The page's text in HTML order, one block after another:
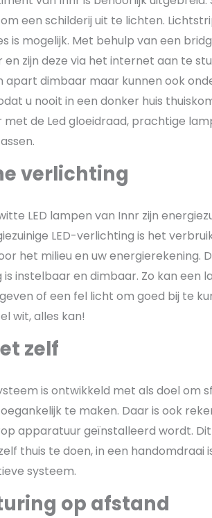
een schilderij uit te lichten.
is mogelijk. Met behulp van een
en zijn deze via het internet aan te
apart dimbaar maar kunnen ook
u nooit in een donker huis
met de Led gloeidraad, prachtige
verlichting
LED lampen van Innr zijn
LED-verlichting is het
het milieu en uw energierekening.
instelbaar en dimbaar. Zo kan een
of een fel licht om goed bij te
wit, alles kan!
zelf
is ontwikkeld met als doel om
te maken. Daar is ook
apparatuur geïnstalleerd wordt. Dit
thuis te doen, in een handomdraai
systeem.
op afstand